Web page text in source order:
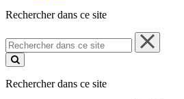
Rechercher dans ce site
Rechercher
dans
ce
Rechercher dans ce site